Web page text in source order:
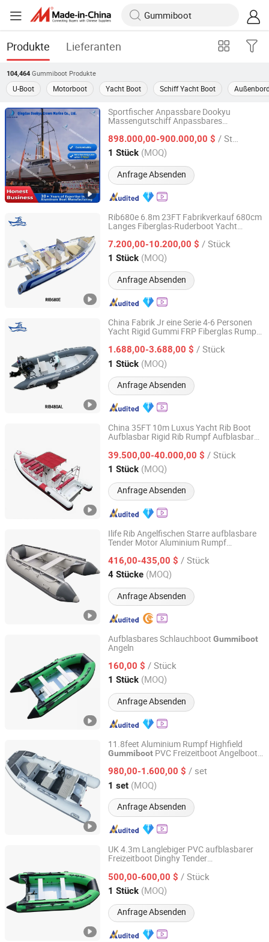
Produkte Lieferanten
104,464 Gummiboot Produkte
U-Boot Motorboot Yacht Boot Schiff Yacht Boot
Sportfischer Anpassbare Dookyu
Massengutschiff Anpassbares
898.000,00-900.000,00 $ / Stück
1 Stück (MOQ)
Anfrage Absenden
Qingdao Dookyu Crown Marine Co., Ltd.
Shandong, China Seit 2024
Rib680e 6.8m 23FT Fabrikverkauf 680cm
Langes Fiberglas-Ruderboot Yacht
verkaufen
7.200,00-10.200,00 $ / Stück
1 Stück (MOQ)
Anfrage Absenden
Qingdao Jiangrui Boat Co., Ltd.
Shandong, China Seit 2025
China Fabrik Jr eine Serie 4-6 Personen
Yacht Rigid Gummi FRP Fiberglas Rumpf
Geschwindigkeitsboot Rib Boot
Sportboot Angelboot zum Verkauf
1.688,00-3.688,00 $ / Stück
1 Stück (MOQ)
Anfrage Absenden
Qingdao Jiangrui Boat Co., Ltd.
Shandong, China Seit 2025
China 35FT 10m Luxus Yacht Rib Boot
Aufblasbar Rigid Rib Rumpf Aufblasbar
Geschwindigkeit Rettung Gummi Rudern
Patrouille Hypalon Boot zu verkaufen
39.500,00-40.000,00 $ / Stück
1 Stück (MOQ)
Anfrage Absenden
Qingdao Lanzhou Boat Co., Ltd
Shandong, China Seit 2024
Ilife Rib Angelfischen Starre aufblasbare
Tender Motor Aluminium Rumpf
Rudern Angeln Rafting Floß Kajak Yacht
Boot Boden Preis zum Verkauf
416,00-435,00 $ / Stück
4 Stücke (MOQ)
Anfrage Absenden
Qingdao Ilife Industries Co., Ltd.
Shandong, China Seit 2019
Aufblasbares Schlauchboot Gummiboot
Angeln
160,00 $ / Stück
1 Stück (MOQ)
Anfrage Absenden
Weihai Blue Bay Outdoor Product Co., Ltd.
Shandong, China Seit 2020
11.8feet Aluminium Rumpf Highfield
Gummiboot PVC Freizeitboot Angelboot
Aufblasbares Luxus-Yacht
980,00-1.600,00 $ / set
1 set (MOQ)
Anfrage Absenden
Qingdao Haimai Boat Co., Ltd.
Shandong, China Seit 2020
UK 4.3m Langlebiger PVC aufblasbarer
Freizeitboot Dinghy Tender
Segelyacht AngelbootGummiboot
Boote Dinghy Rettungsboot aufblasbares
Boot
500,00-600,00 $ / Stück
1 Stück (MOQ)
Anfrage Absenden
Qingdao Lanzhou Boat Co., Ltd
Shandong, China Seit 2024